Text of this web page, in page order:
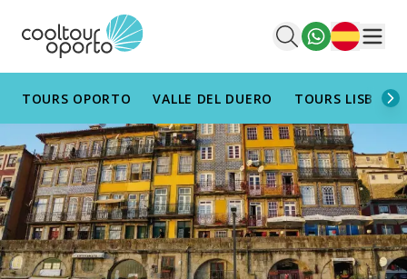
Español
TOURS OPORTO VALLE DEL DUERO TOURS LISBOA